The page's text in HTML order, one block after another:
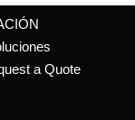
a Quote